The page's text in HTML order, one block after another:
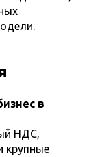
в
НДС,
крупные